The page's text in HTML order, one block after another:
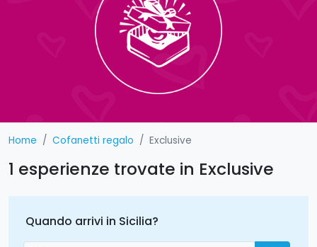
Home Cofanetti regalo Exclusive
1 esperienze trovate in Exclusive
Quando arrivi in Sicilia?